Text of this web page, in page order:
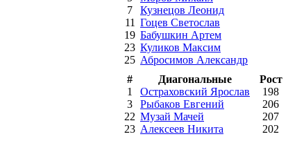
7
Кузнецов Леонид
11 Гоцев Светослав
19 Бабушкин Артем
23 Куликов Максим
25 Абросимов Александр
#
Диагональные Рост
1
Остраховский Ярослав 198
3
Рыбаков Евгений 206
22 Музай Мачей 207
23 Алексеев Никита 202